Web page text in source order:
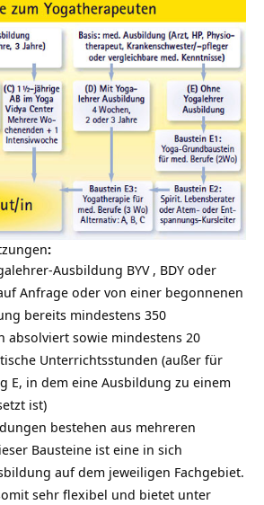
:
Ausbildung BYV , BDY oder
Anfrage oder von einer begonnenen
bereits mindestens 350
absolviert sowie mindestens 20
Unterrichtsstunden (außer für
E, in dem eine Ausbildung zu einem
ist)
bestehen aus mehreren
Bausteine ist eine in sich
auf dem jeweiligen Fachgebiet.
sehr flexibel und bietet unter